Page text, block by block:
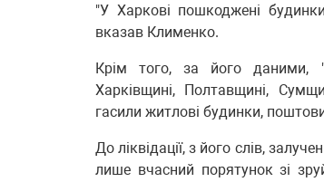
"У Харкові пошкоджені
вказав Клименко.
Крім того, за його даними,
Харківщині, Полтавщині,
гасили житлові будинки,
До ліквідації, з його слів,
лише вчасний порятунок зі